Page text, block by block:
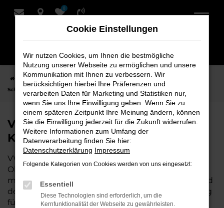
Zum
0
Startseite Oldenburg VW VW ID.4
VW ID.4 Neuwagen bei
Schmidt + Koch für Oldenburg
VW ID.4 Neuwagen bei Schmidt +
Koch für Oldenburg
VW ID.4 ist die perfekte Wahl für alle, die für
Oldenburg einen Neuwagen suchen. Mit seiner
modernen Technik, seinem effizienten Antrieb und
dem stilvollen Design ist der ID.4 die ideale Lösung
für jeden, der ein zuverlässiges und komfortables
Cookie Einstellungen
Wir nutzen Cookies, um Ihnen die bestmögliche
Nutzung unserer Webseite zu ermöglichen und unsere
Kommunikation mit Ihnen zu verbessern. Wir
berücksichtigen hierbei Ihre Präferenzen und
verarbeiten Daten für Marketing und Statistiken nur,
wenn Sie uns Ihre Einwilligung geben. Wenn Sie zu
einem späteren Zeitpunkt Ihre Meinung ändern, können
Sie die Einwilligung jederzeit für die Zukunft widerrufen.
Weitere Informationen zum Umfang der
Datenverarbeitung finden Sie hier:
Datenschutzerklärung Impressum
Folgende Kategorien von Cookies werden von uns eingesetzt:
Essentiell
Diese Technologien sind erforderlich, um die
Kernfunktionalität der Webseite zu gewährleisten.